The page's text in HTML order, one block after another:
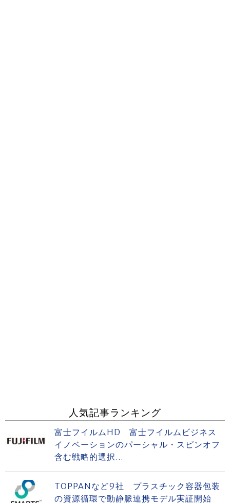
人気記事ランキング
富士フイルムHD 富士フイルムビジネス
イノベーションのパーシャル・スピンオフ
含む戦略的選択...
TOPPANなど9社 プラスチック容器包装
の資源循環で動静脈連携モデル実証開始